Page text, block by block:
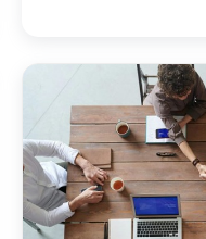
područja
povećanje opsega
biobaziranih […]